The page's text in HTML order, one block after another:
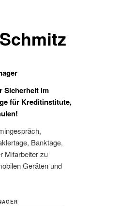
Sicherheit im
für Kreditinstitute,
Banktage,
Mitarbeiter zu
Geräten und